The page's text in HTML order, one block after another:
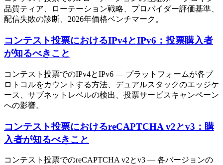
品質ティア、ローテーション戦略、プロバイダー評価基準、
配信失敗の診断、2026年価格ベンチマーク。
コンテスト投票におけるIPv4とIPv6：投票購入者
が知るべきこと
コンテスト投票でのIPv4とIPv6 — プラットフォームが各プ
ロトコルをカウントする方法、デュアルスタックのエッジケ
ース、サブネットレベルの検出、投票サービスキャンペーン
への影響。
コンテスト投票におけるreCAPTCHA v2とv3：購
入者が知るべきこと
コンテスト投票でのreCAPTCHA v2とv3 — 各バージョンの